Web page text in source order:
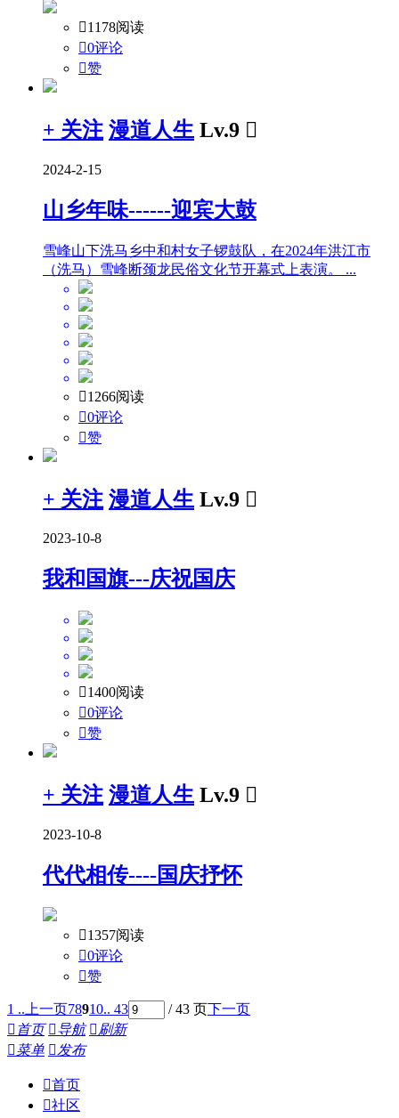
1178阅读
0评论
赞
+ 关注 漫道人生 Lv.9 
2024-2-15
山乡年味------迎宾大鼓
雪峰山下洗马乡中和村女子锣鼓队，在2024年洪江市
（洗马）雪峰断颈龙民俗文化节开幕式上表演。 ...
1266阅读
0评论
赞
+ 关注 漫道人生 Lv.9 
2023-10-8
我和国旗---庆祝国庆
1400阅读
0评论
赞
+ 关注 漫道人生 Lv.9 
2023-10-8
代代相传----国庆抒怀
1357阅读
0评论
赞
1 .. 上一页78910.. 43 / 43 页下一页
 首页 导航 刷新
菜单 发布
首页
社区